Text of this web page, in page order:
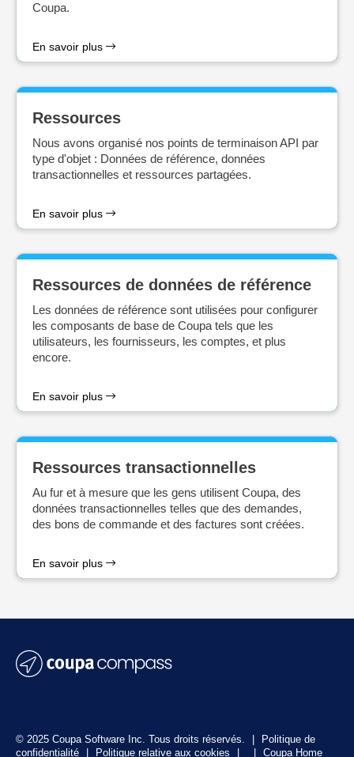
Coupa.
En savoir plus
Ressources
Nous avons organisé nos points de terminaison API par
type d'objet : Données de référence, données
transactionnelles et ressources partagées.
En savoir plus
Ressources de données de référence
Les données de référence sont utilisées pour configurer
les composants de base de Coupa tels que les
utilisateurs, les fournisseurs, les comptes, et plus
encore.
En savoir plus
Ressources transactionnelles
Au fur et à mesure que les gens utilisent Coupa, des
données transactionnelles telles que des demandes,
des bons de commande et des factures sont créées.
En savoir plus
© 2025 Coupa Software Inc. Tous droits réservés.
Politique de
confidentialité
Politique relative aux cookies Coupa Home